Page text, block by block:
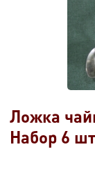
Ложка
Набор 6